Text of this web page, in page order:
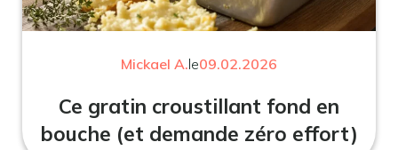
Mickael A.le09.02.2026
Ce gratin croustillant fond en
bouche (et demande zéro effort)